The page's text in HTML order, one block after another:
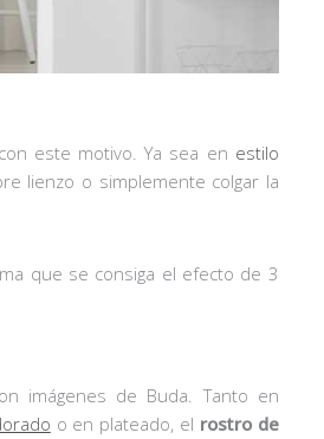
este motivo. Ya sea en estilo
lienzo o simplemente colgar la
que se consiga el efecto de 3
imágenes de Buda. Tanto en
o en plateado, el rostro de